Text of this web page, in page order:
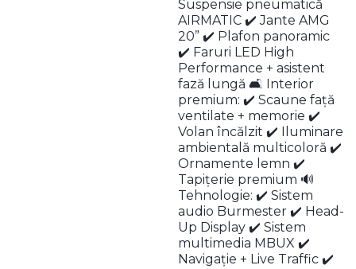
Suspensie pneumatică
AIRMATIC ✔️ Jante AMG
20” ✔️ Plafon panoramic
✔️ Faruri LED High
Performance + asistent
fază lungă 🛋️ Interior
premium: ✔️ Scaune față
ventilate + memorie ✔️
Volan încălzit ✔️ Iluminare
ambientală multicoloră ✔️
Ornamente lemn ✔️
Tapițerie premium 🔊
Tehnologie: ✔️ Sistem
audio Burmester ✔️ Head-
Up Display ✔️ Sistem
multimedia MBUX ✔️
Navigație + Live Traffic ✔️